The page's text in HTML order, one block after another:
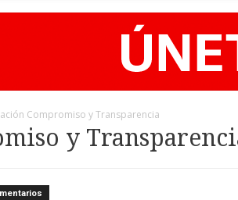
Compromiso y Transparencia
y